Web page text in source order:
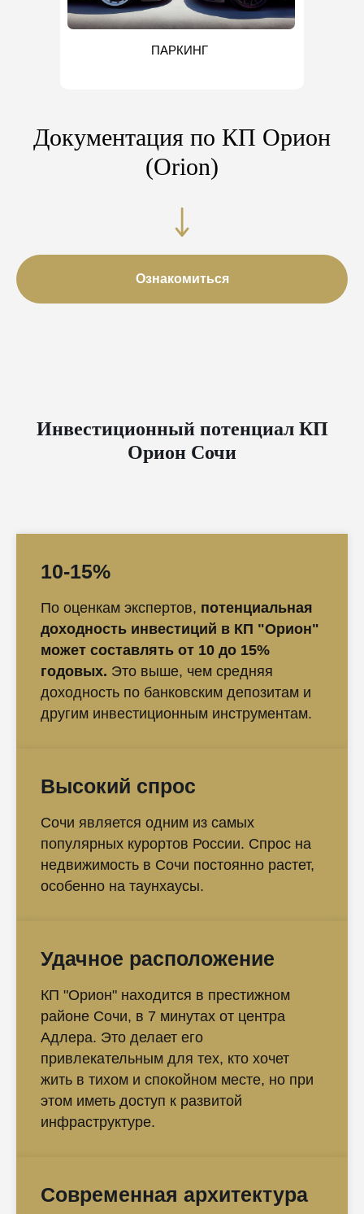
ПАРКИНГ
Документация по КП Орион
(Orion)
Ознакомиться
Инвестиционный потенциал КП
Орион Сочи
10-15%
По оценкам экспертов, потенциальная
доходность инвестиций в КП "Орион"
может составлять от 10 до 15%
годовых. Это выше, чем средняя
доходность по банковским депозитам и
другим инвестиционным инструментам.
Высокий спрос
Сочи является одним из самых
популярных курортов России. Спрос на
недвижимость в Сочи постоянно растет,
особенно на таунхаусы.
Удачное расположение
КП "Орион" находится в престижном
районе Сочи, в 7 минутах от центра
Адлера. Это делает его
привлекательным для тех, кто хочет
жить в тихом и спокойном месте, но при
этом иметь доступ к развитой
инфраструктуре.
Современная архитектура